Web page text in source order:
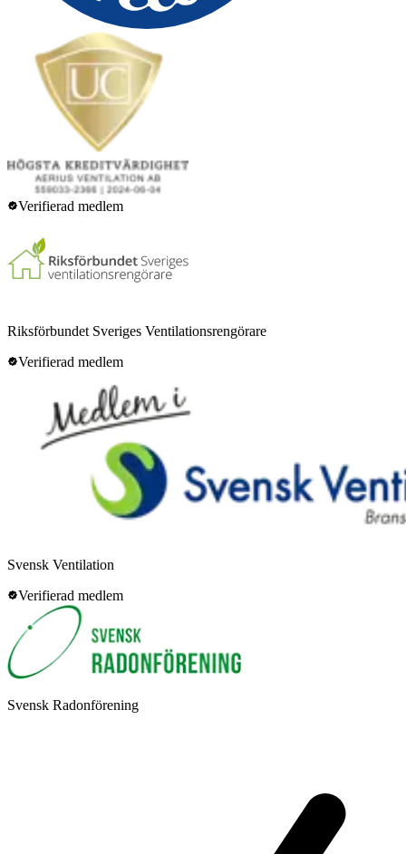
Verifierad medlem
Riksförbundet Sveriges Ventilationsrengörare
Verifierad medlem
Svensk Ventilation
Verifierad medlem
Svensk Radonförening